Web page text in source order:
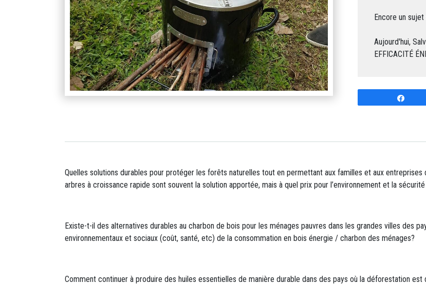
Encore un
Aujourd'hui,
EFFICACITÉ
Quelles solutions durables pour protéger les forêts naturelles tout en permettant aux familles et aux
arbres à croissance rapide sont souvent la solution apportée, mais à quel prix pour l’environnement et la
Existe-t-il des alternatives durables au charbon de bois pour les ménages pauvres dans les grandes villes des
environnementaux et sociaux (coût, santé, etc) de la consommation en bois énergie / charbon des ménages?
Comment continuer à produire des huiles essentielles de manière durable dans des pays où la déforestation